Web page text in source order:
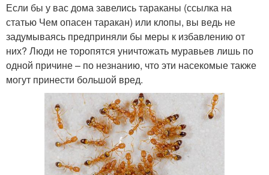
Если бы у вас дома завелись тараканы (ссылка на
статью Чем опасен таракан) или клопы, вы ведь не
задумываясь предприняли бы меры к избавлению от
них? Люди не торопятся уничтожать муравьев лишь по
одной причине – по незнанию, что эти насекомые также
могут принести большой вред.